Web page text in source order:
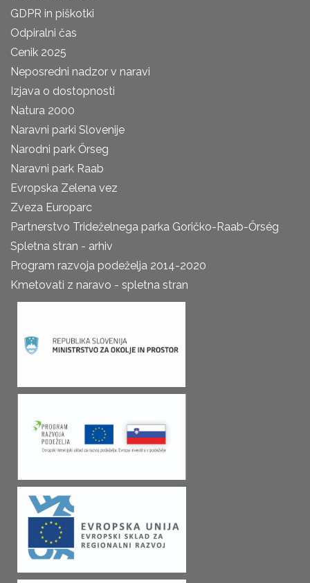
GDPR in piškotki
Odpiralni čas
Cenik 2025
Neposredni nadzor v naravi
Izjava o dostopnosti
Natura 2000
Naravni parki Slovenije
Narodni park Őrseg
Naravni park Raab
Evropska Zelena vez
Zveza Europarc
Partnerstvo Trideželnega parka Goričko-Raab-Őrség
Spletna stran - arhiv
Program razvoja podeželja 2014-2020
Kmetovati z naravo - spletna stran